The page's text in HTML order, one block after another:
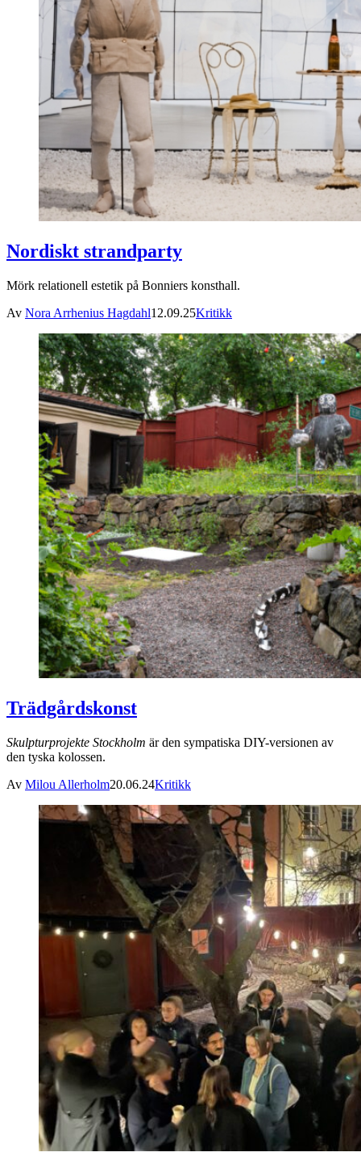
Nordiskt strandparty
Mörk relationell estetik på Bonniers konsthall.
Av Nora Arrhenius Hagdahl12.09.25Kritikk
Trädgårdskonst
Skulpturprojekte Stockholm är den sympatiska DIY-versionen av
den tyska kolossen.
Av Milou Allerholm20.06.24Kritikk